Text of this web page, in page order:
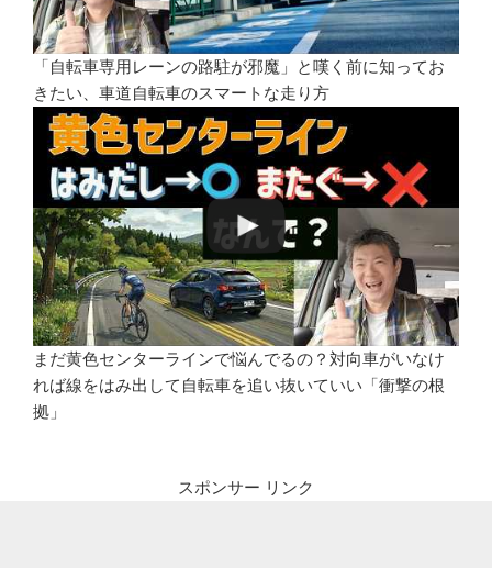
「自転車専用レーンの路駐が邪魔」と嘆く前に知ってお
きたい、車道自転車のスマートな走り方
まだ黄色センターラインで悩んでるの？対向車がいなけ
れば線をはみ出して自転車を追い抜いていい「衝撃の根
拠」
スポンサー リンク